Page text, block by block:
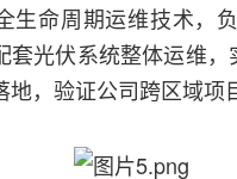
生命周期运维技术，
套光伏系统整体运维，
，验证公司跨区域项